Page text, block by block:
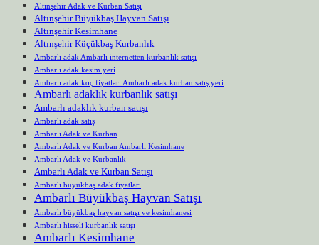
Altınşehir Adak ve Kurban Satışı
Altınşehir Büyükbaş Hayvan Satışı
Altınşehir Kesimhane
Altınşehir Küçükbaş Kurbanlık
Ambarlı adak Ambarlı internetten kurbanlık satışı
Ambarlı adak kesim yeri
Ambarlı adak koç fiyatları Ambarlı adak kurban satış yeri
Ambarlı adaklık kurbanlık satışı
Ambarlı adaklık kurban satışı
Ambarlı adak satış
Ambarlı Adak ve Kurban
Ambarlı Adak ve Kurban Ambarlı Kesimhane
Ambarlı Adak ve Kurbanlık
Ambarlı Adak ve Kurban Satışı
Ambarlı büyükbaş adak fiyatları
Ambarlı Büyükbaş Hayvan Satışı
Ambarlı büyükbaş hayvan satışı ve kesimhanesi
Ambarlı hisseli kurbanlık satışı
Ambarlı Kesimhane